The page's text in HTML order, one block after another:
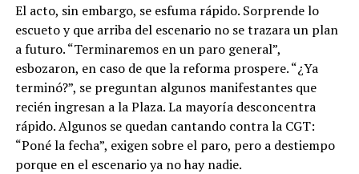
El acto, sin embargo, se esfuma rápido. Sorprende lo
escueto y que arriba del escenario no se trazara un plan
a futuro. “Terminaremos en un paro general”,
esbozaron, en caso de que la reforma prospere. “¿Ya
terminó?”, se preguntan algunos manifestantes que
recién ingresan a la Plaza. La mayoría desconcentra
rápido. Algunos se quedan cantando contra la CGT:
“Poné la fecha”, exigen sobre el paro, pero a destiempo
porque en el escenario ya no hay nadie.